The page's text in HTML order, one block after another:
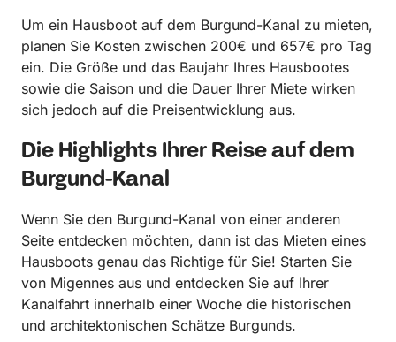
Um ein Hausboot auf dem Burgund-Kanal zu mieten,
planen Sie Kosten zwischen 200€ und 657€ pro Tag
ein. Die Größe und das Baujahr Ihres Hausbootes
sowie die Saison und die Dauer Ihrer Miete wirken
sich jedoch auf die Preisentwicklung aus.
Die Highlights Ihrer Reise auf dem
Burgund-Kanal
Wenn Sie den Burgund-Kanal von einer anderen
Seite entdecken möchten, dann ist das Mieten eines
Hausboots genau das Richtige für Sie! Starten Sie
von Migennes aus und entdecken Sie auf Ihrer
Kanalfahrt innerhalb einer Woche die historischen
und architektonischen Schätze Burgunds.